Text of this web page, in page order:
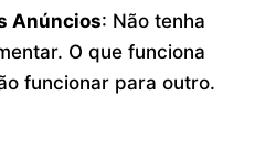
Anúncios: Não tenha
O que funciona
funcionar para outro.